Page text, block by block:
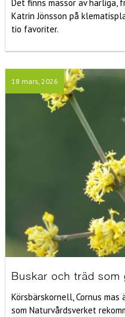
Det finns massor av härliga,
Katrin Jönsson på
tio favoriter.
18 mars, 2026
Buskar och träd som
Körsbärskornell, Cornus
som Naturvårdsverket